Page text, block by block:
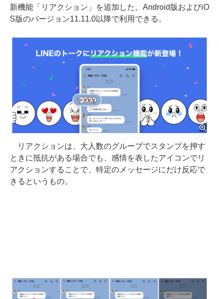
新機能「リアクション」を追加した。Android版およびiO
S版のバージョン11.11.0以降で利用できる。
リアクションは、大人数のグループでスタンプを押す
ときに抵抗がある場合でも、感情を表したアイコンでリ
アクションすることで、特定のメッセージにだけ反応で
きるというもの。